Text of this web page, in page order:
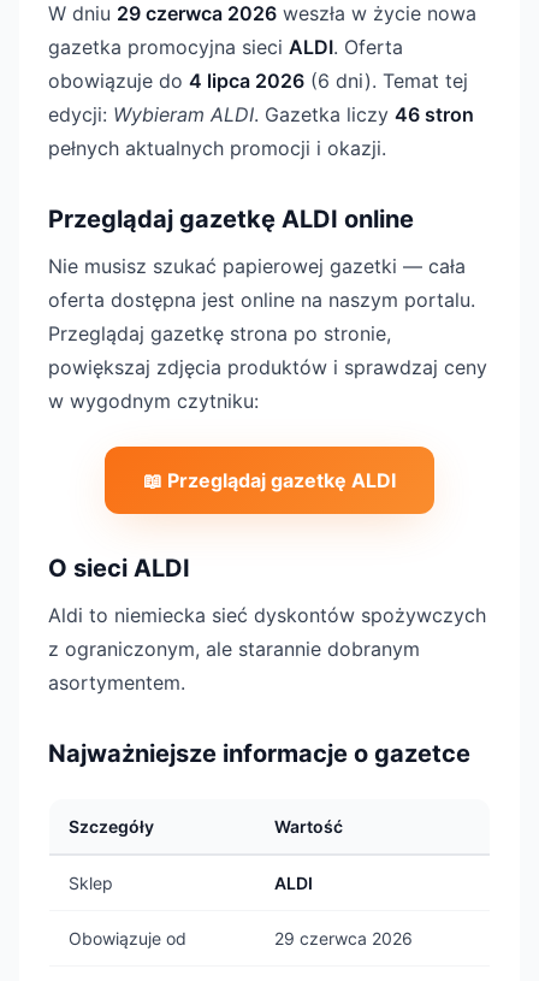
W dniu 29 czerwca 2026 weszła w życie nowa
gazetka promocyjna sieci ALDI. Oferta
obowiązuje do 4 lipca 2026 (6 dni). Temat tej
edycji: Wybieram ALDI. Gazetka liczy 46 stron
pełnych aktualnych promocji i okazji.
Przeglądaj gazetkę ALDI online
Nie musisz szukać papierowej gazetki — cała
oferta dostępna jest online na naszym portalu.
Przeglądaj gazetkę strona po stronie,
powiększaj zdjęcia produktów i sprawdzaj ceny
w wygodnym czytniku:
📖 Przeglądaj gazetkę ALDI
O sieci ALDI
Aldi to niemiecka sieć dyskontów spożywczych
z ograniczonym, ale starannie dobranym
asortymentem.
Najważniejsze informacje o gazetce
Szczegóły Wartość
Sklep ALDI
Obowiązuje od 29 czerwca 2026